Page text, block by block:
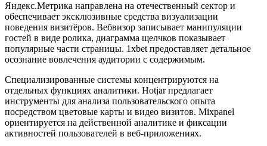
Яндекс.Метрика направлена на отечественный сектор и
обеспечивает эксклюзивные средства визуализации
поведения визитёров. Вебвизор записывает манипуляции
гостей в виде ролика, диаграмма щелчков показывает
популярные части страницы. 1xbet предоставляет детальное
осознание вовлечения аудитории с содержимым.
Специализированные системы концентрируются на
отдельных функциях аналитики. Hotjar предлагает
инструменты для анализа пользовательского опыта
посредством цветовые карты и видео визитов. Mixpanel
ориентируется на действенной аналитике и фиксации
активностей пользователей в веб-приложениях.